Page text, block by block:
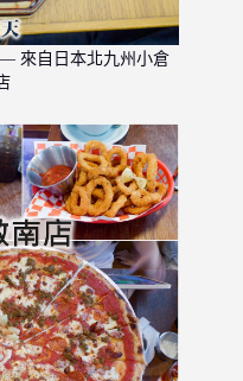
來自日本北九州小倉